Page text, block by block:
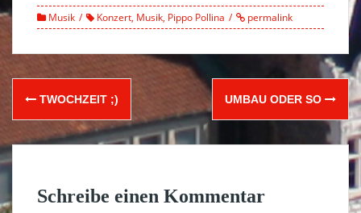
Musik Konzert, Musik, Pippo Pollina permalink
Post
navigation
TWOCHZEIT ;) UMBAU ODER SO
Schreibe einen Kommentar